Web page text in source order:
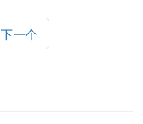
下一个